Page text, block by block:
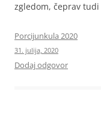
zgledom, čeprav
Porcijunkula 2020
31. julija, 2020
Dodaj odgovor